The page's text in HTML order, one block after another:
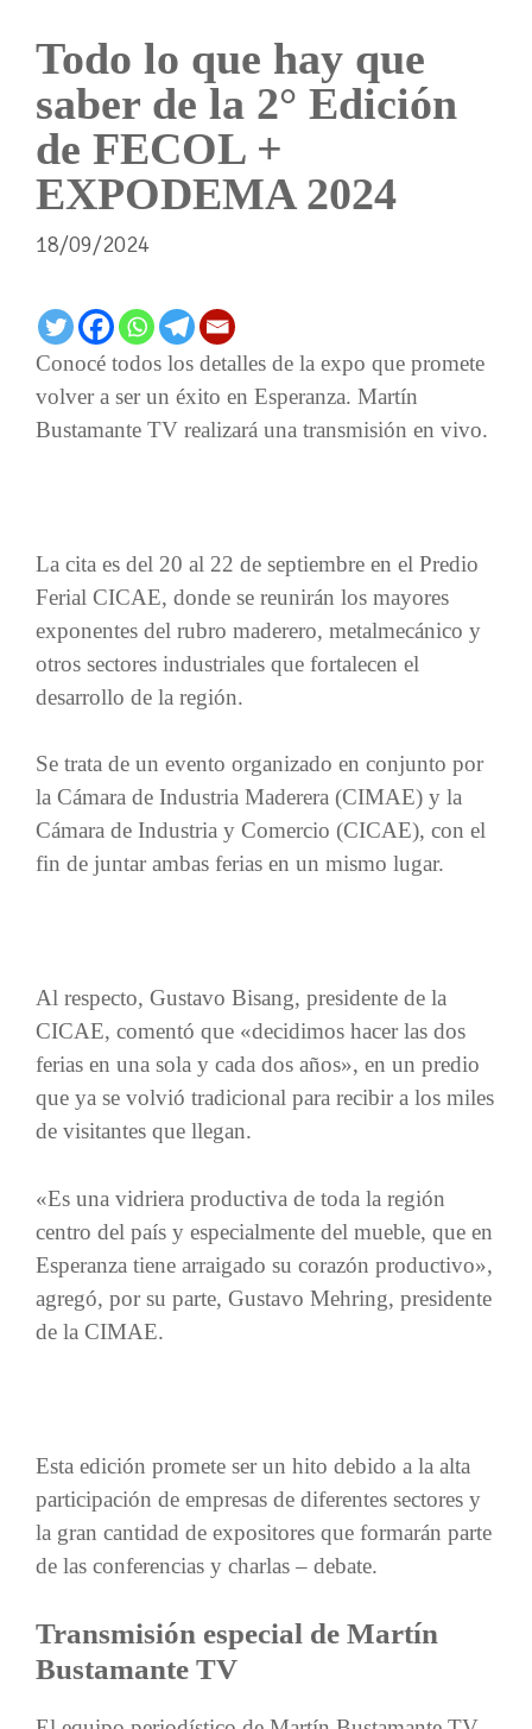
Todo lo que hay que
saber de la 2° Edición
de FECOL +
EXPODEMA 2024
18/09/2024
Conocé todos los detalles de la expo que promete
volver a ser un éxito en Esperanza. Martín
Bustamante TV realizará una transmisión en vivo.
La cita es del 20 al 22 de septiembre en el Predio
Ferial CICAE, donde se reunirán los mayores
exponentes del rubro maderero, metalmecánico y
otros sectores industriales que fortalecen el
desarrollo de la región.
Se trata de un evento organizado en conjunto por
la Cámara de Industria Maderera (CIMAE) y la
Cámara de Industria y Comercio (CICAE), con el
fin de juntar ambas ferias en un mismo lugar.
Al respecto, Gustavo Bisang, presidente de la
CICAE, comentó que «decidimos hacer las dos
ferias en una sola y cada dos años», en un predio
que ya se volvió tradicional para recibir a los miles
de visitantes que llegan.
«Es una vidriera productiva de toda la región
centro del país y especialmente del mueble, que en
Esperanza tiene arraigado su corazón productivo»,
agregó, por su parte, Gustavo Mehring, presidente
de la CIMAE.
Esta edición promete ser un hito debido a la alta
participación de empresas de diferentes sectores y
la gran cantidad de expositores que formarán parte
de las conferencias y charlas – debate.
Transmisión especial de Martín
Bustamante TV